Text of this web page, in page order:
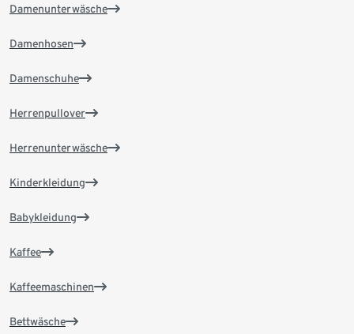
Damenunterwäsche
Damenhosen
Damenschuhe
Herrenpullover
Herrenunterwäsche
Kinderkleidung
Babykleidung
Kaffee
Kaffeemaschinen
Bettwäsche